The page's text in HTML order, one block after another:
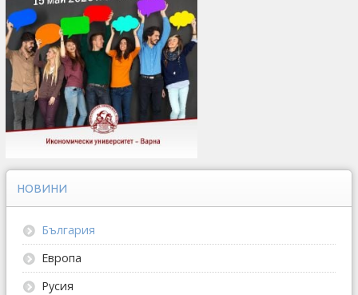
НОВИНИ
България
Европа
Русия